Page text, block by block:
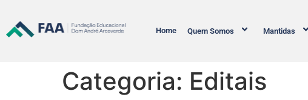
Home Quem Somos Mantidas
Categoria: Editais